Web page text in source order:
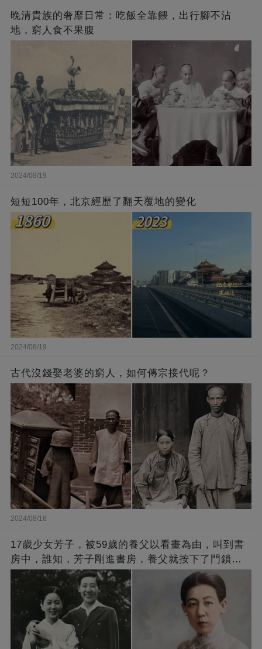
晚清貴族的奢靡日常：吃飯全靠餵，出行腳不沾
地，窮人食不果腹
2024/08/19
短短100年，北京經歷了翻天覆地的變化
2024/08/19
古代沒錢娶老婆的窮人，如何傳宗接代呢？
2024/08/16
17歲少女芳子，被59歲的養父以看畫為由，叫到書
房中，誰知，芳子剛進書房，養父就按下了門鎖，
芳子試圖奪門而出，可是已經來不及了